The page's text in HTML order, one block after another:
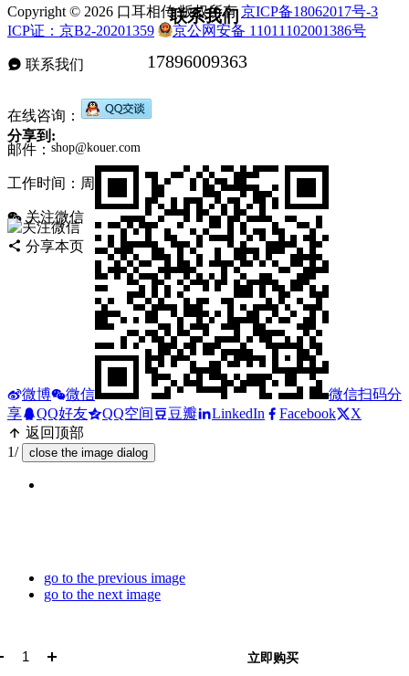
立即购买
Copyright © 2026 口耳相传 版权所有京ICP备18062017号-3
ICP证：京B2-20201359
京公网安备 11011102001386号
联系我们
联系我们
在线咨询：
邮件：
工作时间：周一至周五，9:30-17:30，节假日休息
关注微信
分享本页
分享到:
微博 微信
微信扫码分
享
QQ好友 QQ空间 豆瓣 LinkedIn Facebook
X
返回顶部
1/
close the image dialog
go to the previous image
go to the next image